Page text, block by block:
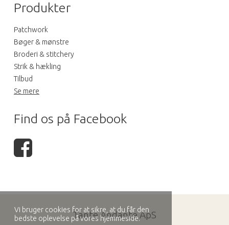
Vi bruger cookies for at sikre, at du får den
bedste oplevelse på vores hjemmeside.
Produkter
Patchwork
Bøger & mønstre
Broderi & stitchery
Strik & hækling
Tilbud
Se mere
Find os på Facebook
Tante Andante ApS